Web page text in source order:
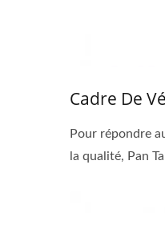
Cadre De
Pour répondre
la qualité, Pan